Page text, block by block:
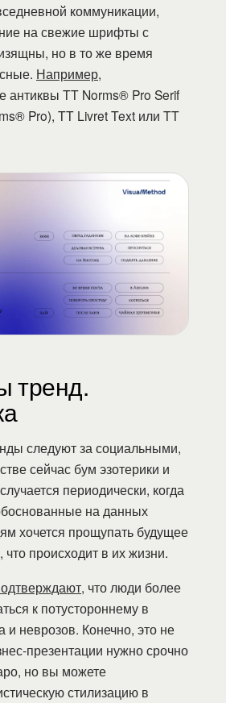
коммуникации,
на свежие шрифты с
но в то же время
Например,
антиквы TT Norms® Pro Serif
Pro), TT Livret Text или TT
тренд.
следуют за социальными,
сейчас бум эзотерики и
периодически, когда
на данных
хочется прощупать будущее
что происходит в их жизни.
, что люди более
к потустороннему в
и неврозов. Конечно, это не
презентации нужно срочно
но вы можете
стилизацию в